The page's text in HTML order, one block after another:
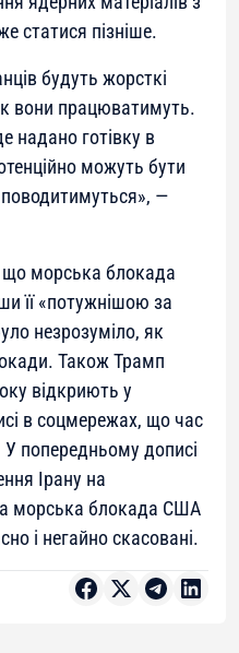
статися пізніше.
будуть жорсткі
вони працюватимуть.
надано готівку в
можуть бути
—
морська блокада
її «потужнішою за
незрозуміло, як
Також Трамп
відкриють у
в соцмережах, що час
У попередньому дописі
Ірану на
морська блокада США
і негайно скасовані.